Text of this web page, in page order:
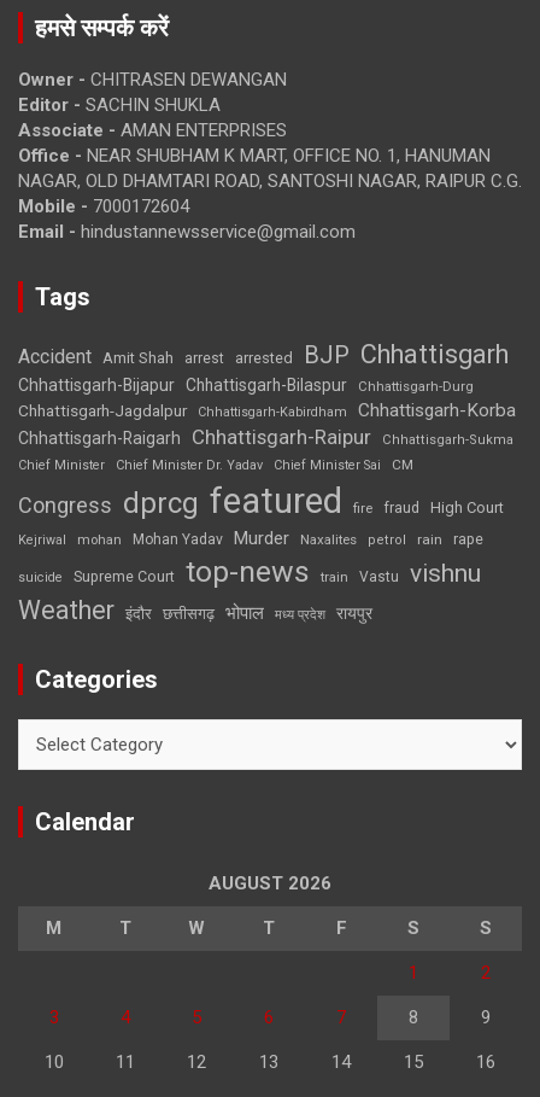
हमसे सम्पर्क करें
Owner - CHITRASEN DEWANGAN
Editor - SACHIN SHUKLA
Associate - AMAN ENTERPRISES
Office - NEAR SHUBHAM K MART, OFFICE NO. 1, HANUMAN
NAGAR, OLD DHAMTARI ROAD, SANTOSHI NAGAR, RAIPUR C.G.
Mobile - 7000172604
Email - hindustannewsservice@gmail.com
Tags
Accident Amit Shah arrest arrested BJP Chhattisgarh
Chhattisgarh-Bijapur Chhattisgarh-Bilaspur Chhattisgarh-Durg
Chhattisgarh-Jagdalpur Chhattisgarh-Kabirdham Chhattisgarh-Korba
Chhattisgarh-Raigarh Chhattisgarh-Raipur
Chhattisgarh-Sukma
Chief Minister
Chief Minister Dr. Yadav Chief Minister Sai CM
Congress dprcg featured fire fraud High Court
Kejriwal mohan Mohan Yadav Murder Naxalites petrol rain rape
suicide Supreme Court top-news train Vastu vishnu
Weather इंदौर छत्तीसगढ़ भोपाल मध्य प्रदेश रायपुर
Categories
Calendar
AUGUST 2026
M T W T F S S
1 2
3 4 5 6 7 8 9
10 11 12 13 14 15 16